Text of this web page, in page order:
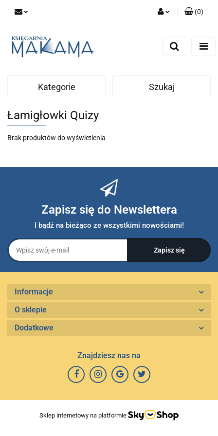
(0)
Kategorie Szukaj
Łamigłowki Quizy
Brak produktów do wyświetlenia
Zapisz się do Newslettera
I bądź na bieżąco ze wszystkimi nowościami!
Informacje
O sklepie
Dodatkowe
Znajdziesz nas na
Sklep internetowy na platformie